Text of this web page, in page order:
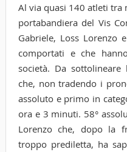
Al via quasi 140 atleti tra
portabandiera del Vis
Gabriele, Loss Lorenzo
comportati e che
società. Da
che, non tradendo i
assoluto e primo in
ora e 3 minuti. 58°
Lorenzo che, dopo la
troppo prediletta, ha